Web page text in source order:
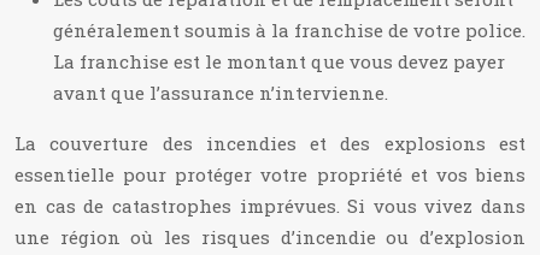
généralement soumis à la franchise de votre police.
La franchise est le montant que vous devez payer
avant que l’assurance n’intervienne.
La couverture des incendies et des explosions est
essentielle pour protéger votre propriété et vos biens
en cas de catastrophes imprévues. Si vous vivez dans
une région où les risques d’incendie ou d’explosion